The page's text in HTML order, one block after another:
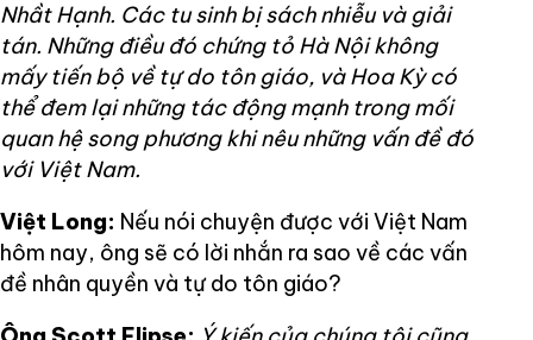
Nhầt Hạnh. Các tu sinh bị sách nhiễu và giải
tán. Những điều đó chứng tỏ Hà Nội không
mấy tiến bộ về tự do tôn giáo, và Hoa Kỳ có
thể đem lại những tác động mạnh trong mối
quan hệ song phương khi nêu những vấn đề đó
với Việt Nam.
Việt Long: Nếu nói chuyện được với Việt Nam
hôm nay, ông sẽ có lời nhắn ra sao về các vấn
đề nhân quyền và tự do tôn giáo?